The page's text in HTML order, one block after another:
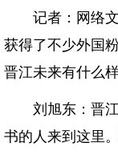
记者：网络文
获得了不少外国
晋江未来有什么
刘旭东：晋江
书的人来到这里